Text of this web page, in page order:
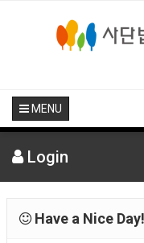
MENU
Login
Have a Nice Day!